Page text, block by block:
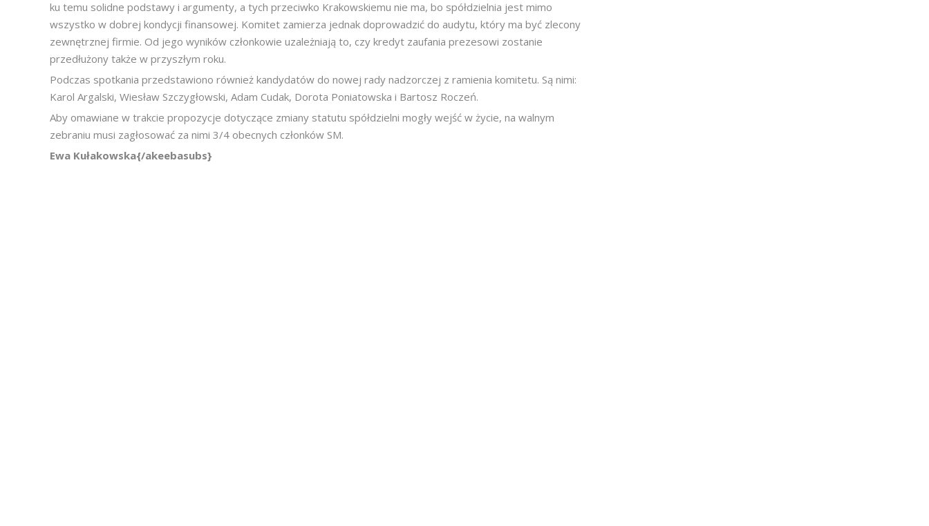
ku temu solidne podstawy i argumenty, a tych przeciwko Krakowskiemu nie ma, bo spółdzielnia jest mimo
wszystko w dobrej kondycji finansowej. Komitet zamierza jednak doprowadzić do audytu, który ma być zlecony
zewnętrznej firmie. Od jego wyników członkowie uzależniają to, czy kredyt zaufania prezesowi zostanie
przedłużony także w przyszłym roku.
Podczas spotkania przedstawiono również kandydatów do nowej rady nadzorczej z ramienia komitetu. Są nimi:
Karol Argalski, Wiesław Szczygłowski, Adam Cudak, Dorota Poniatowska i Bartosz Roczeń.
Aby omawiane w trakcie propozycje dotyczące zmiany statutu spółdzielni mogły wejść w życie, na walnym
zebraniu musi zagłosować za nimi 3/4 obecnych członków SM.
Ewa Kułakowska{/akeebasubs}